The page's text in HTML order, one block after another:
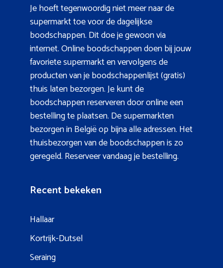
Je hoeft tegenwoordig niet meer naar de
supermarkt toe voor de dagelijkse
boodschappen. Dit doe je gewoon via
internet. Online boodschappen doen bij jouw
favoriete supermarkt en vervolgens de
producten van je boodschappenlijst (gratis)
thuis laten bezorgen. Je kunt de
boodschappen reserveren door online een
bestelling te plaatsen. De supermarkten
bezorgen in België op bijna alle adressen. Het
thuisbezorgen van de boodschappen is zo
geregeld. Reserveer vandaag je bestelling.
Recent bekeken
Hallaar
Kortrijk-Dutsel
Seraing